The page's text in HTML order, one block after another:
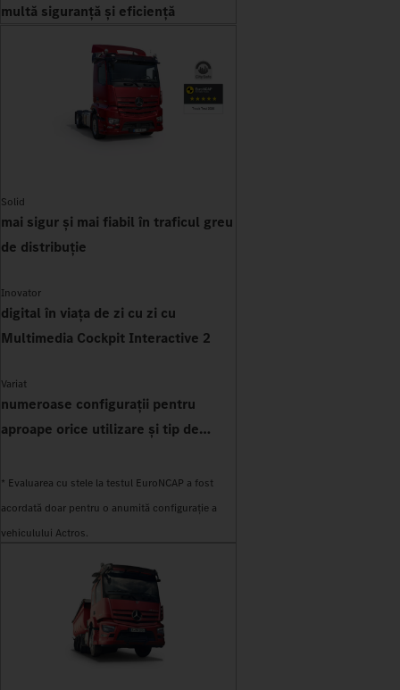
multă siguranță și eficiență
Solid
mai sigur și mai fiabil în traficul greu
de distribuție
Inovator
digital în viața de zi cu zi cu
Multimedia Cockpit Interactive 2
Variat
numeroase configurații pentru
aproape orice utilizare și tip de
* Evaluarea cu stele la testul EuroNCAP a fost
acordată doar pentru o anumită configurație a
vehiculului Actros.